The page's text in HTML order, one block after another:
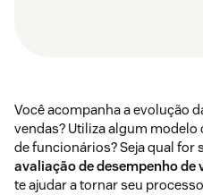
Você acompanha a evolução
vendas? Utiliza algum modelo
de funcionários? Seja qual for
avaliação de desempenho de
te ajudar a tornar seu